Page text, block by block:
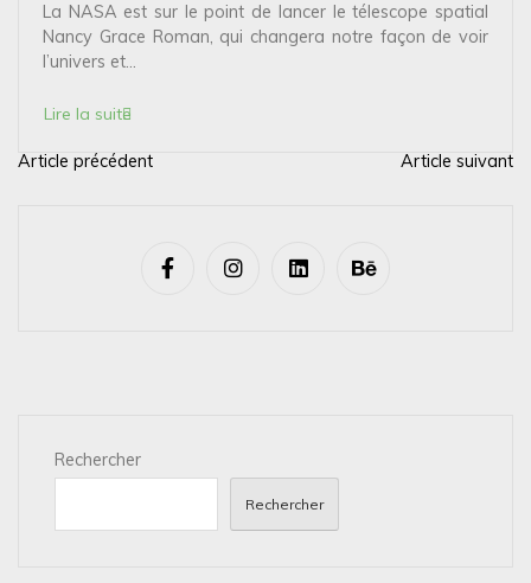
La NASA est sur le point de lancer le télescope spatial
Nancy Grace Roman, qui changera notre façon de voir
l’univers et...
Lire la suite
N
Article précédent Article suivant
Rechercher
Rechercher